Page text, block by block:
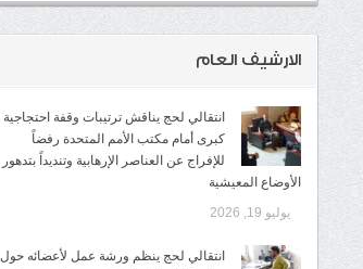
الارشيف العام
انتقالي لحج يناقش ترتيبات وقفة احتجاجية
كبرى أمام مكتب الأمم المتحدة رفضاً
للإفراج عن العناصر الإرهابية وتنديداً بتدهور
الأوضاع المعيشية
يوليو 19, 2026
انتقالي لحج ينظم ورشة عمل لأعضائه حول